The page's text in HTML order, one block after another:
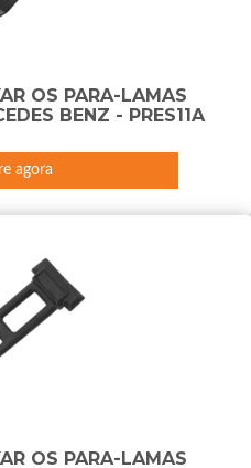
OS PARA-LAMAS
BENZ - PRES11A
agora
OS PARA-LAMAS